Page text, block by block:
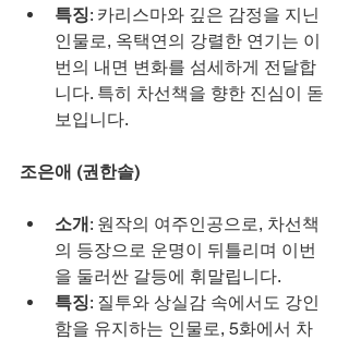
특징: 카리스마와 깊은 감정을 지닌
인물로, 옥택연의 강렬한 연기는 이
번의 내면 변화를 섬세하게 전달합
니다. 특히 차선책을 향한 진심이 돋
보입니다.
조은애 (권한솔)
소개: 원작의 여주인공으로, 차선책
의 등장으로 운명이 뒤틀리며 이번
을 둘러싼 갈등에 휘말립니다.
특징: 질투와 상실감 속에서도 강인
함을 유지하는 인물로, 5화에서 차